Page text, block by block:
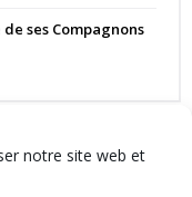
notre site web et
ses Compagnons